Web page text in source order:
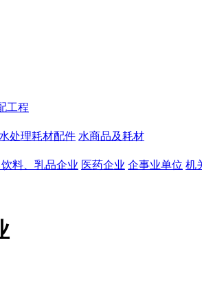
工程
水处理耗材配件 水商品及耗材
料、乳品企业 医药企业 企事业单位 机